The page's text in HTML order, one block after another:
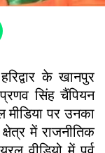
के खानपुर
सिंह चैंपियन
मीडिया पर उनका
में राजनीतिक